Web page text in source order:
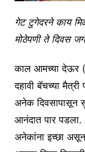
गेट टुगेदरने काय
मोठेपणी ते दिवस
काल आमच्या देऊर
दहावी बॅचच्या
अनेक दिवसापासून
आनंदात पार पडला.
अनेकांना इच्छा